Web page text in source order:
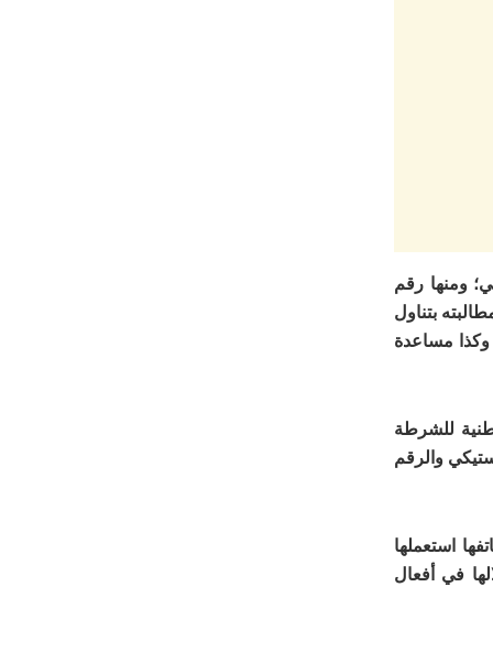
ومنها رقم
بتناول
وكذا مساعدة
للشرطة
والرقم
استعملها
في أفعال